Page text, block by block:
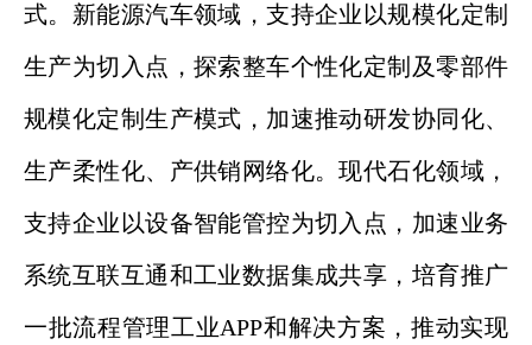
式。新能源汽车领域，支持企业以规模化定制
生产为切入点，探索整车个性化定制及零部件
规模化定制生产模式，加速推动研发协同化、
生产柔性化、产供销网络化。现代石化领域，
支持企业以设备智能管控为切入点，加速业务
系统互联互通和工业数据集成共享，培育推广
一批流程管理工业APP和解决方案，推动实现